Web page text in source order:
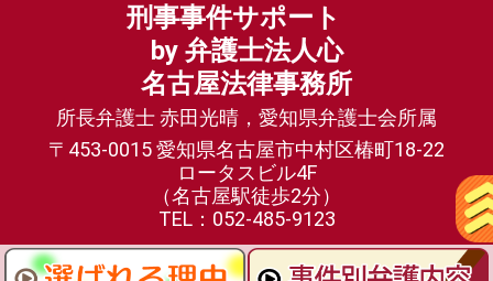
刑事事件サポート
by 弁護士法人心
名古屋法律事務所
所長弁護士 赤田光晴，愛知県弁護士会所属
〒453-0015 愛知県名古屋市中村区椿町18-22
ロータスビル4F
（名古屋駅徒歩2分）
TEL：052-485-9123